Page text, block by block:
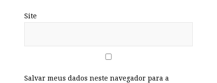
Site
Salvar meus dados neste navegador para a